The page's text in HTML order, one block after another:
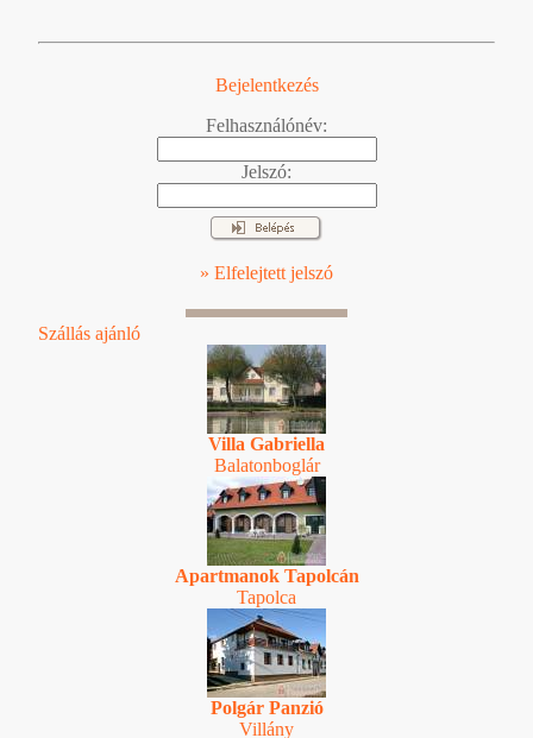
Bejelentkezés
Felhasználónév:
Jelszó:
» Elfelejtett jelszó
Szállás ajánló
Villa Gabriella
Balatonboglár
Apartmanok Tapolcán
Tapolca
Polgár Panzió
Villány